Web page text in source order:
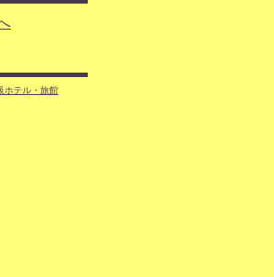
ホテル・旅館